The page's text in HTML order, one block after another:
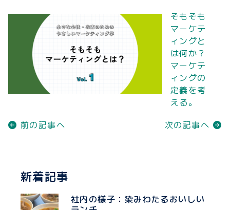
そもそも
マーケテ
ィングと
は何か？
マーケテ
ィングの
定義を考
える。
前の記事へ
次の記事へ
新着記事
社内の様子：染みわたるおいしい